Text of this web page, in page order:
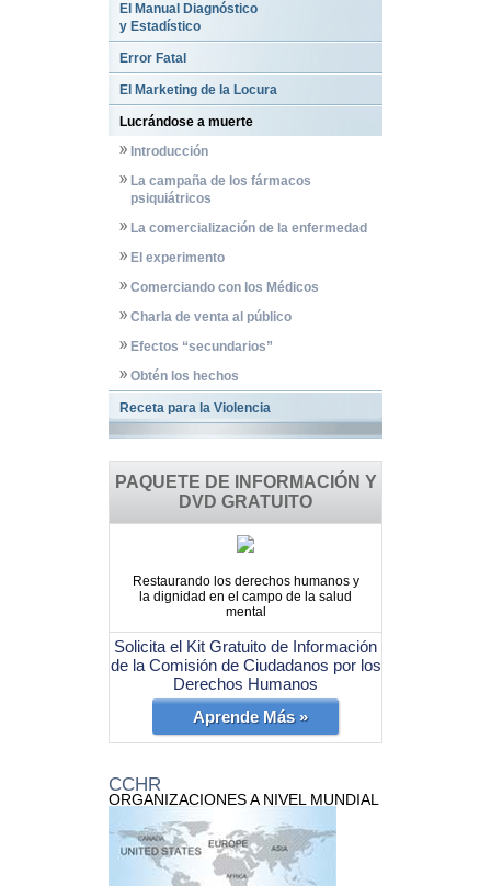
El Manual Diagnóstico
y Estadístico
Error Fatal
El Marketing de la Locura
Lucrándose a muerte
Introducción
La campaña de los fármacos
psiquiátricos
La comercialización de la enfermedad
El experimento
Comerciando con los Médicos
Charla de venta al público
Efectos “secundarios”
Obtén los hechos
Receta para la Violencia
PAQUETE DE INFORMACIÓN Y
DVD GRATUITO
Restaurando los derechos humanos y
la dignidad en el campo de la salud
mental
Solicita el Kit Gratuito de Información
de la Comisión de Ciudadanos por los
Derechos Humanos
Aprende Más »
CCHR
ORGANIZACIONES A NIVEL MUNDIAL